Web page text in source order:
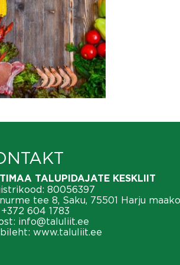
TALUPIDAJATE KESKLIIT
80056397
tee 8, Saku, 75501 Harju
+372 604 1783
info@taluliit.ee
www.taluliit.ee